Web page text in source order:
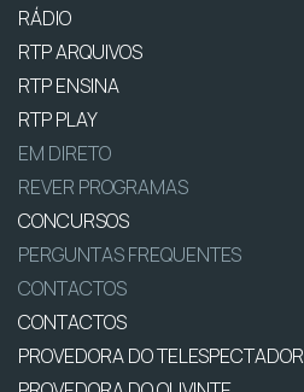
RÁDIO
RTP ARQUIVOS
RTP ENSINA
RTP PLAY
EM DIRETO
REVER PROGRAMAS
CONCURSOS
PERGUNTAS FREQUENTES
CONTACTOS
CONTACTOS
PROVEDORA DO TELESPECTADOR